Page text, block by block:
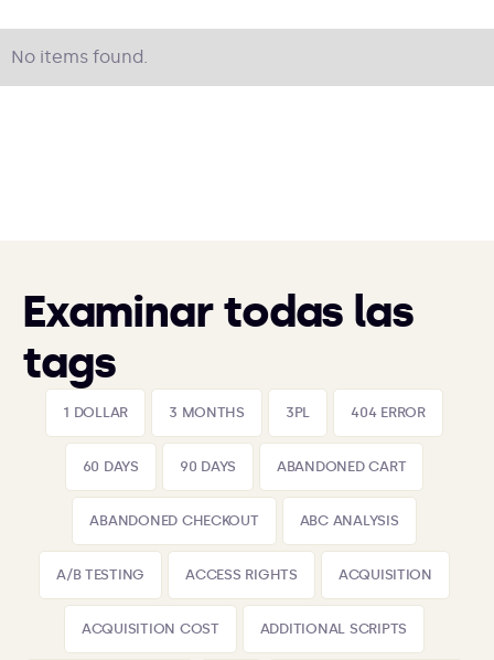
No items found.
Examinar todas las
tags
1 DOLLAR 3 MONTHS 3PL 404 ERROR
60 DAYS 90 DAYS ABANDONED CART
ABANDONED CHECKOUT ABC ANALYSIS
A/B TESTING ACCESS RIGHTS ACQUISITION
ACQUISITION COST ADDITIONAL SCRIPTS